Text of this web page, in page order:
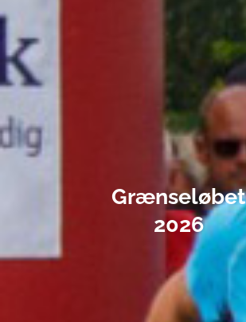
Grænseløbet
2026